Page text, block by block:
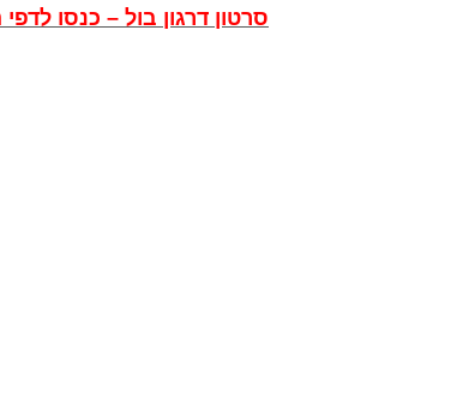
סרטון דרגון בול – כנסו